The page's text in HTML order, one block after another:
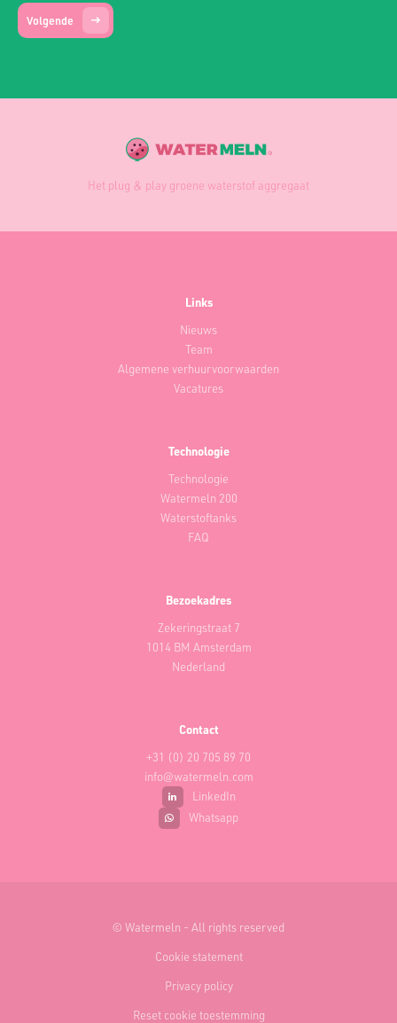
Volgende
Het plug & play groene waterstof aggregaat
Links
Nieuws
Team
Algemene verhuurvoorwaarden
Vacatures
Technologie
Technologie
Watermeln 200
Waterstoftanks
FAQ
Bezoekadres
Zekeringstraat 7
1014 BM Amsterdam
Nederland
Contact
+31 (0) 20 705 89 70‬
info@watermeln.com
LinkedIn
Whatsapp
© Watermeln - All rights reserved
Cookie statement
Privacy policy
Reset cookie toestemming